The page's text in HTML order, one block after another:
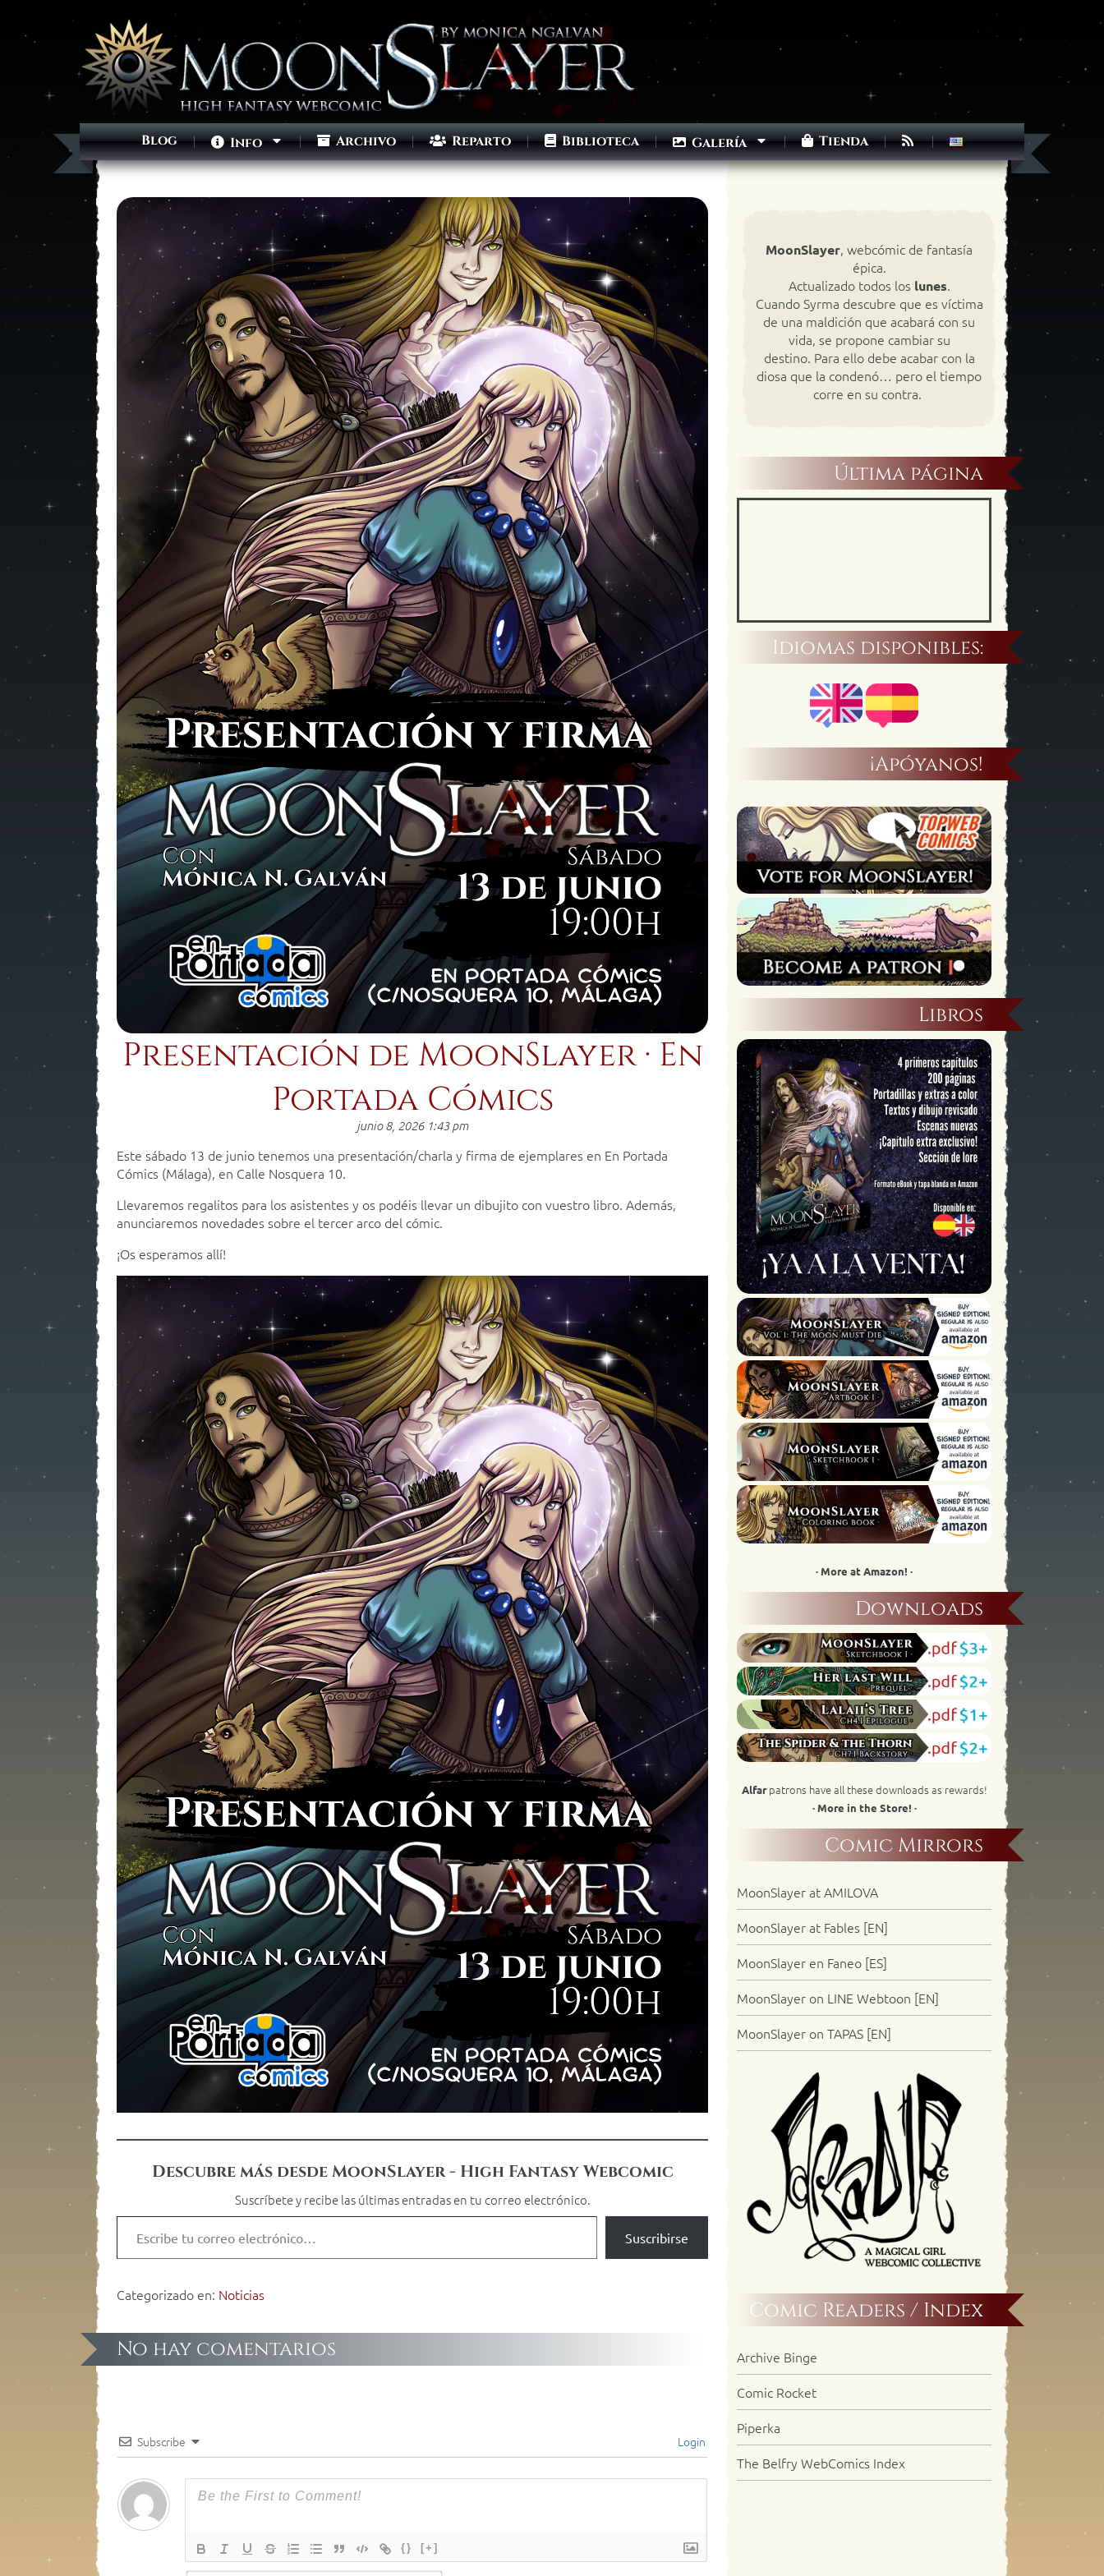
Blog Info Archivo Reparto Biblioteca Galería Tienda
Presentación de MoonSlayer · En
Portada Cómics
junio 8, 2026 1:43 pm
Este sábado 13 de junio tenemos una presentación/charla y firma de ejemplares en En Portada
Cómics (Málaga), en Calle Nosquera 10.
Llevaremos regalitos para los asistentes y os podéis llevar un dibujito con vuestro libro. Además,
anunciaremos novedades sobre el tercer arco del cómic.
¡Os esperamos allí!
Descubre más desde MoonSlayer - High Fantasy Webcomic
Suscríbete y recibe las últimas entradas en tu correo electrónico.
Suscribirse
Categorizado en: Noticias
No hay comentarios
Subscribe Login
{} [+]
MoonSlayer, webcómic de fantasía
épica.
Actualizado todos los lunes.
Cuando Syrma descubre que es víctima
de una maldición que acabará con su
vida, se propone cambiar su
destino. Para ello debe acabar con la
diosa que la condenó… pero el tiempo
corre en su contra.
Última página
Idiomas disponibles:
¡Apóyanos!
Libros
· More at Amazon! ·
Downloads
Alfarpatrons have all these downloads as rewards!
· More in the Store! ·
Comic Mirrors
MoonSlayer at AMILOVA
MoonSlayer at Fables [EN]
MoonSlayer en Faneo [ES]
MoonSlayer on LINE Webtoon [EN]
MoonSlayer on TAPAS [EN]
Comic Readers / Index
Archive Binge
Comic Rocket
Piperka
The Belfry WebComics Index